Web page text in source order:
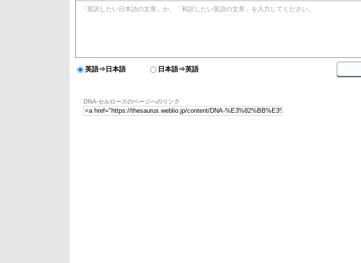
英語⇒日本語 日本語⇒英語
DNA-セルロースのページへのリンク